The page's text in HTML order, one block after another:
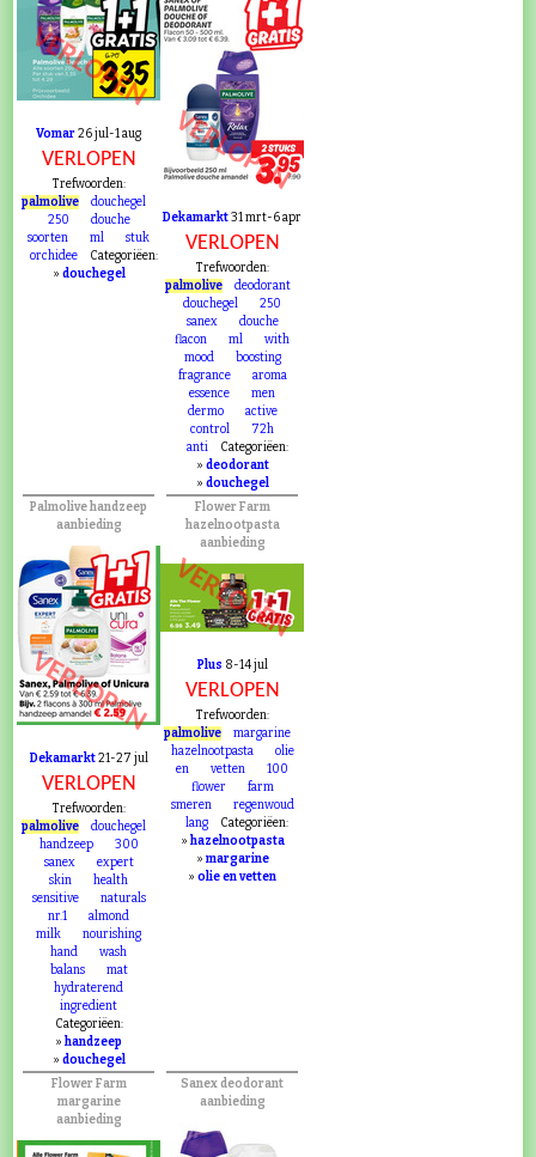
VERLOPEN
Vomar26 jul-1 aug
VERLOPEN
Trefwoorden:
palmolive
douchegel
250
douche
soorten
ml
stuk
orchidee
Categoriëen:
» douchegel
VERLOPEN
Dekamarkt31 mrt-6 apr
VERLOPEN
Trefwoorden:
palmolive
deodorant
douchegel
250
sanex
douche
flacon
ml
with
mood
boosting
fragrance
aroma
essence
men
dermo
active
control
72h
anti
Categoriëen:
» deodorant
» douchegel
Palmolive handzeep
aanbieding
VERLOPEN
Dekamarkt21-27 jul
VERLOPEN
Trefwoorden:
palmolive
douchegel
handzeep
300
sanex
expert
skin
health
sensitive
naturals
nr.1
almond
milk
nourishing
hand
wash
balans
mat
hydraterend
ingredient
Categoriëen:
»handzeep
» douchegel
Flower Farm
hazelnootpasta
aanbieding
VERLOPEN
Plus 8-14 jul
VERLOPEN
Trefwoorden:
palmolive
margarine
hazelnootpasta
olie
en
vetten
100
flower
farm
smeren
regenwoud
lang
Categoriëen:
» hazelnootpasta
» margarine
»olie en vetten
Flower Farm
margarine
aanbieding
Sanex deodorant
aanbieding